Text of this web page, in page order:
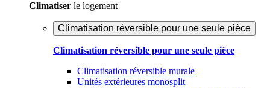
Climatiser le logement
Climatisation réversible pour une seule pièce
Climatisation réversible pour une seule pièce
Climatisation réversible murale
Unités extérieures monosplit